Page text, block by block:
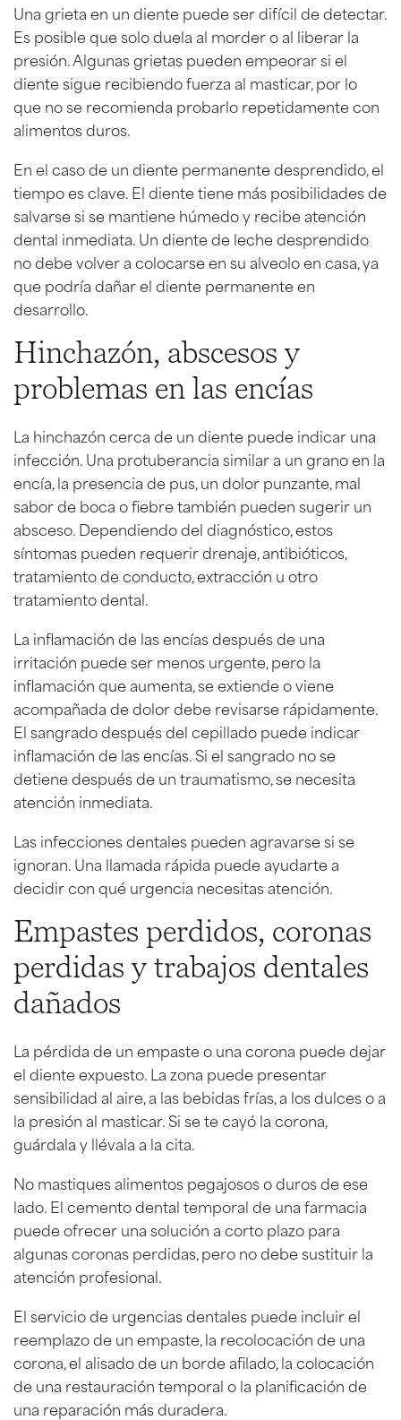
Una grieta en un diente puede ser difícil de detectar.
Es posible que solo duela al morder o al liberar la
presión. Algunas grietas pueden empeorar si el
diente sigue recibiendo fuerza al masticar, por lo
que no se recomienda probarlo repetidamente con
alimentos duros.
En el caso de un diente permanente desprendido, el
tiempo es clave. El diente tiene más posibilidades de
salvarse si se mantiene húmedo y recibe atención
dental inmediata. Un diente de leche desprendido
no debe volver a colocarse en su alveolo en casa, ya
que podría dañar el diente permanente en
desarrollo.
Hinchazón, abscesos y
problemas en las encías
La hinchazón cerca de un diente puede indicar una
infección. Una protuberancia similar a un grano en la
encía, la presencia de pus, un dolor punzante, mal
sabor de boca o fiebre también pueden sugerir un
absceso. Dependiendo del diagnóstico, estos
síntomas pueden requerir drenaje, antibióticos,
tratamiento de conducto, extracción u otro
tratamiento dental.
La inflamación de las encías después de una
irritación puede ser menos urgente, pero la
inflamación que aumenta, se extiende o viene
acompañada de dolor debe revisarse rápidamente.
El sangrado después del cepillado puede indicar
inflamación de las encías. Si el sangrado no se
detiene después de un traumatismo, se necesita
atención inmediata.
Las infecciones dentales pueden agravarse si se
ignoran. Una llamada rápida puede ayudarte a
decidir con qué urgencia necesitas atención.
Empastes perdidos, coronas
perdidas y trabajos dentales
dañados
La pérdida de un empaste o una corona puede dejar
el diente expuesto. La zona puede presentar
sensibilidad al aire, a las bebidas frías, a los dulces o a
la presión al masticar. Si se te cayó la corona,
guárdala y llévala a la cita.
No mastiques alimentos pegajosos o duros de ese
lado. El cemento dental temporal de una farmacia
puede ofrecer una solución a corto plazo para
algunas coronas perdidas, pero no debe sustituir la
atención profesional.
El servicio de urgencias dentales puede incluir el
reemplazo de un empaste, la recolocación de una
corona, el alisado de un borde afilado, la colocación
de una restauración temporal o la planificación de
una reparación más duradera.